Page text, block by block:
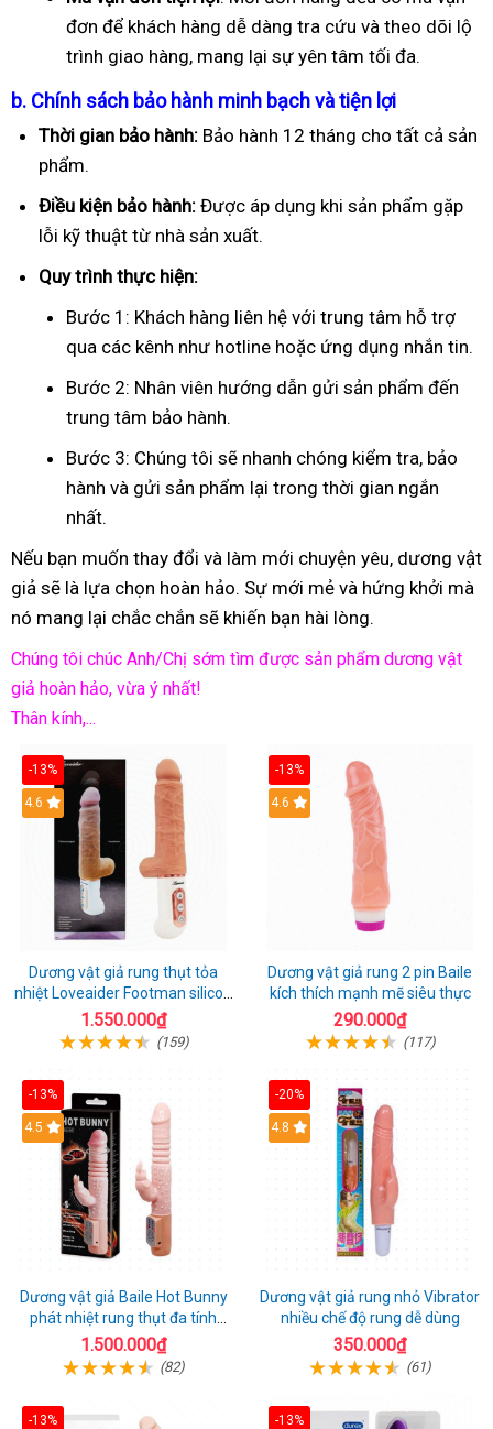
đơn để khách hàng dễ dàng tra cứu và theo dõi lộ
trình giao hàng, mang lại sự yên tâm tối đa.
b. Chính sách bảo hành minh bạch và tiện lợi
Thời gian bảo hành: Bảo hành 12 tháng cho tất cả sản
phẩm.
Điều kiện bảo hành: Được áp dụng khi sản phẩm gặp
lỗi kỹ thuật từ nhà sản xuất.
Quy trình thực hiện:
Bước 1: Khách hàng liên hệ với trung tâm hỗ trợ
qua các kênh như hotline hoặc ứng dụng nhắn tin.
Bước 2: Nhân viên hướng dẫn gửi sản phẩm đến
trung tâm bảo hành.
Bước 3: Chúng tôi sẽ nhanh chóng kiểm tra, bảo
hành và gửi sản phẩm lại trong thời gian ngắn
nhất.
Nếu bạn muốn thay đổi và làm mới chuyện yêu, dương vật
giả sẽ là lựa chọn hoàn hảo. Sự mới mẻ và hứng khởi mà
nó mang lại chắc chắn sẽ khiến bạn hài lòng.
Chúng tôi chúc Anh/Chị sớm tìm được sản phẩm dương vật
giả hoàn hảo, vừa ý nhất!
Thân kính,...
-13%
Hot
4.6
Dương vật giả rung thụt tỏa
nhiệt Loveaider Footman silicon
an toàn
1.550.000₫
(159)
-13%
Hot
4.6
Dương vật giả rung 2 pin Baile
kích thích mạnh mẽ siêu thực
290.000₫
(117)
-13%
Hot
4.5
Dương vật giả Baile Hot Bunny
phát nhiệt rung thụt đa tính
năng sạc điện
1.500.000₫
(82)
-20%
Hot
4.8
Dương vật giả rung nhỏ Vibrator
nhiều chế độ rung dễ dùng
350.000₫
(61)
-13% -13%